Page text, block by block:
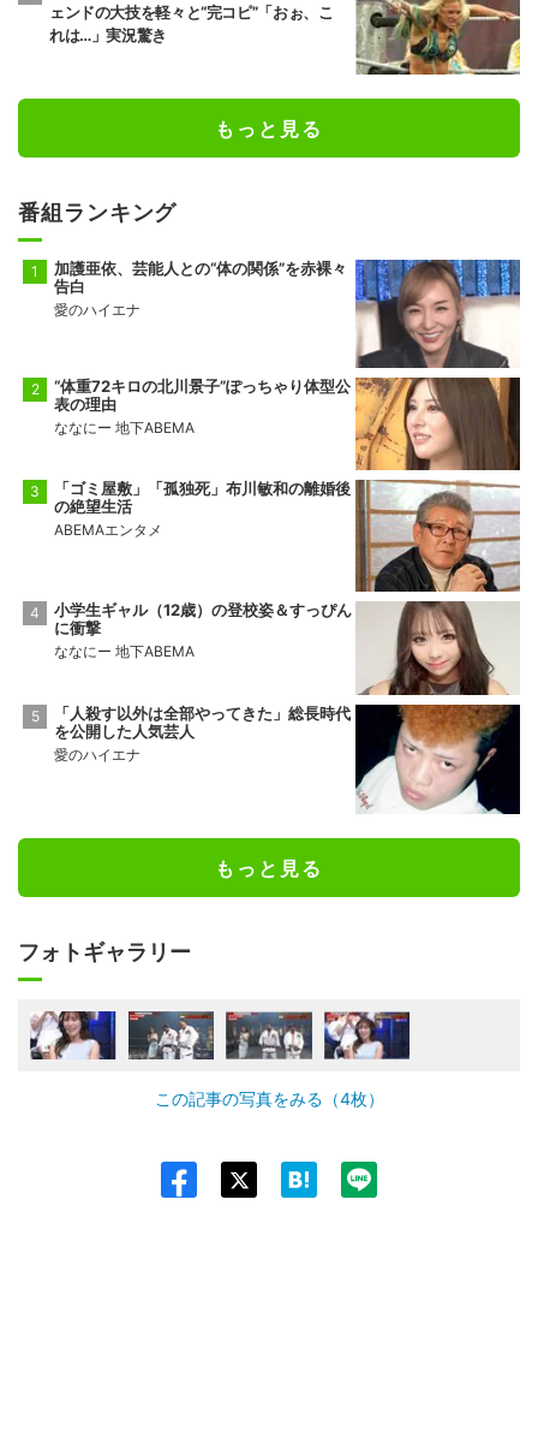
ェンドの大技を軽々と“完コピ”「おぉ、こ
れは…」実況驚き
もっと見る
番組ランキング
加護亜依、芸能人との“体の関係”を赤裸々
告白
愛のハイエナ
“体重72キロの北川景子”ぽっちゃり体型公
表の理由
ななにー 地下ABEMA
「ゴミ屋敷」「孤独死」布川敏和の離婚後
の絶望生活
ABEMAエンタメ
小学生ギャル（12歳）の登校姿＆すっぴん
に衝撃
ななにー 地下ABEMA
「人殺す以外は全部やってきた」総長時代
を公開した人気芸人
愛のハイエナ
もっと見る
フォトギャラリー
この記事の写真をみる（4枚）